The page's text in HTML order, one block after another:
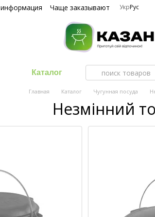
Чаще заказывают УкрРус
Каталог
Главная Каталог Чугунная посуда
Незмінний